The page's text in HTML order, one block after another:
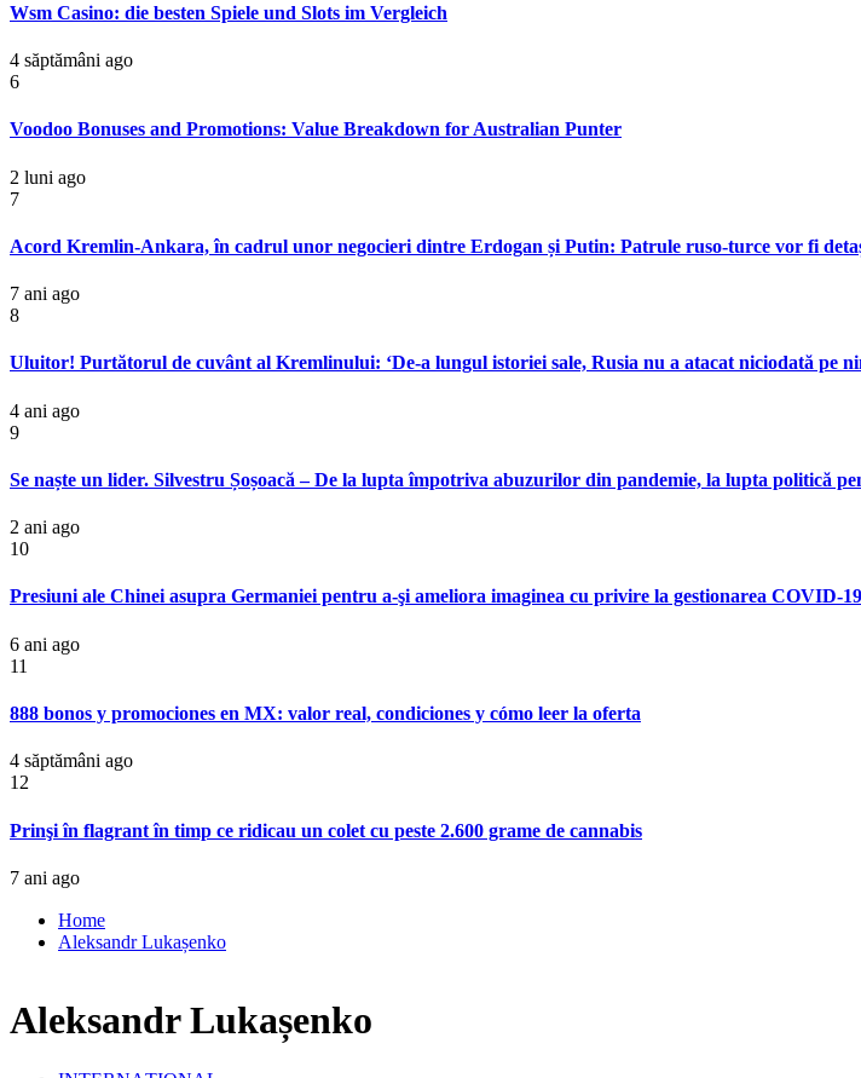
Wsm Casino: die besten Spiele und Slots im Vergleich
4 săptămâni ago
6
Voodoo Bonuses and Promotions: Value Breakdown for Australian Punter
2 luni ago
7
Acord Kremlin-Ankara, în cadrul unor negocieri dintre Erdogan și Putin: Patrule ruso-turce vor fi
7 ani ago
8
Uluitor! Purtătorul de cuvânt al Kremlinului: ‘De-a lungul istoriei sale, Rusia nu a atacat niciodată pe
4 ani ago
9
Se naște un lider. Silvestru Șoșoacă – De la lupta împotriva abuzurilor din pandemie, la lupta politică
2 ani ago
10
Presiuni ale Chinei asupra Germaniei pentru a-şi ameliora imaginea cu privire la gestionarea COVID-19
6 ani ago
11
888 bonos y promociones en MX: valor real, condiciones y cómo leer la oferta
4 săptămâni ago
12
Prinşi în flagrant în timp ce ridicau un colet cu peste 2.600 grame de cannabis
7 ani ago
Home
Aleksandr Lukașenko
Aleksandr Lukașenko